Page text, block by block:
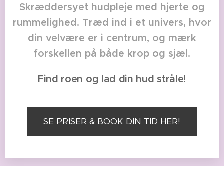
Skræddersyet hudpleje med hjerte og
rummelighed. Træd ind i et univers, hvor
din velvære er i centrum, og mærk
forskellen på både krop og sjæl.
Find roen og lad din hud stråle!
SE PRISER & BOOK DIN TID HER!